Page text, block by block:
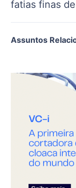
fatias finas
Assuntos